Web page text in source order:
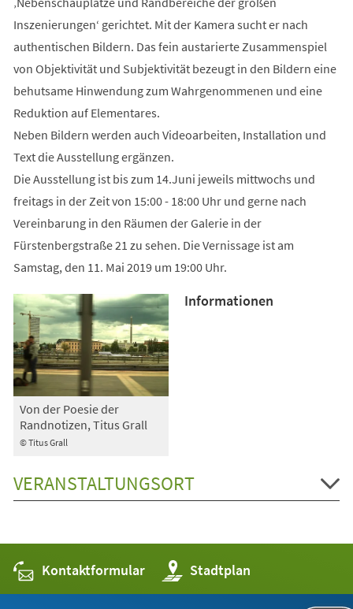
Inszenierungen‘ gerichtet. Mit der Kamera sucht er nach
authentischen Bildern. Das fein austarierte Zusammenspiel
von Objektivität und Subjektivität bezeugt in den Bildern eine
behutsame Hinwendung zum Wahrgenommenen und eine
Reduktion auf Elementares.
Neben Bildern werden auch Videoarbeiten, Installation und
Text die Ausstellung ergänzen.
Die Ausstellung ist bis zum 14.Juni jeweils mittwochs und
freitags in der Zeit von 15:00 - 18:00 Uhr und gerne nach
Vereinbarung in den Räumen der Galerie in der
Fürstenbergstraße 21 zu sehen. Die Vernissage ist am
Samstag, den 11. Mai 2019 um 19:00 Uhr.
© Titus Grall
Von der Poesie der
Randnotizen, Titus Grall
Informationen
VERANSTALTUNGSORT
Kontaktformular Stadtplan
(Öffnet
in
einem